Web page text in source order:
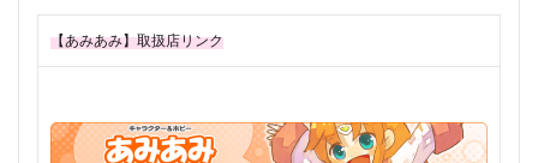
【あみあみ】取扱店リンク